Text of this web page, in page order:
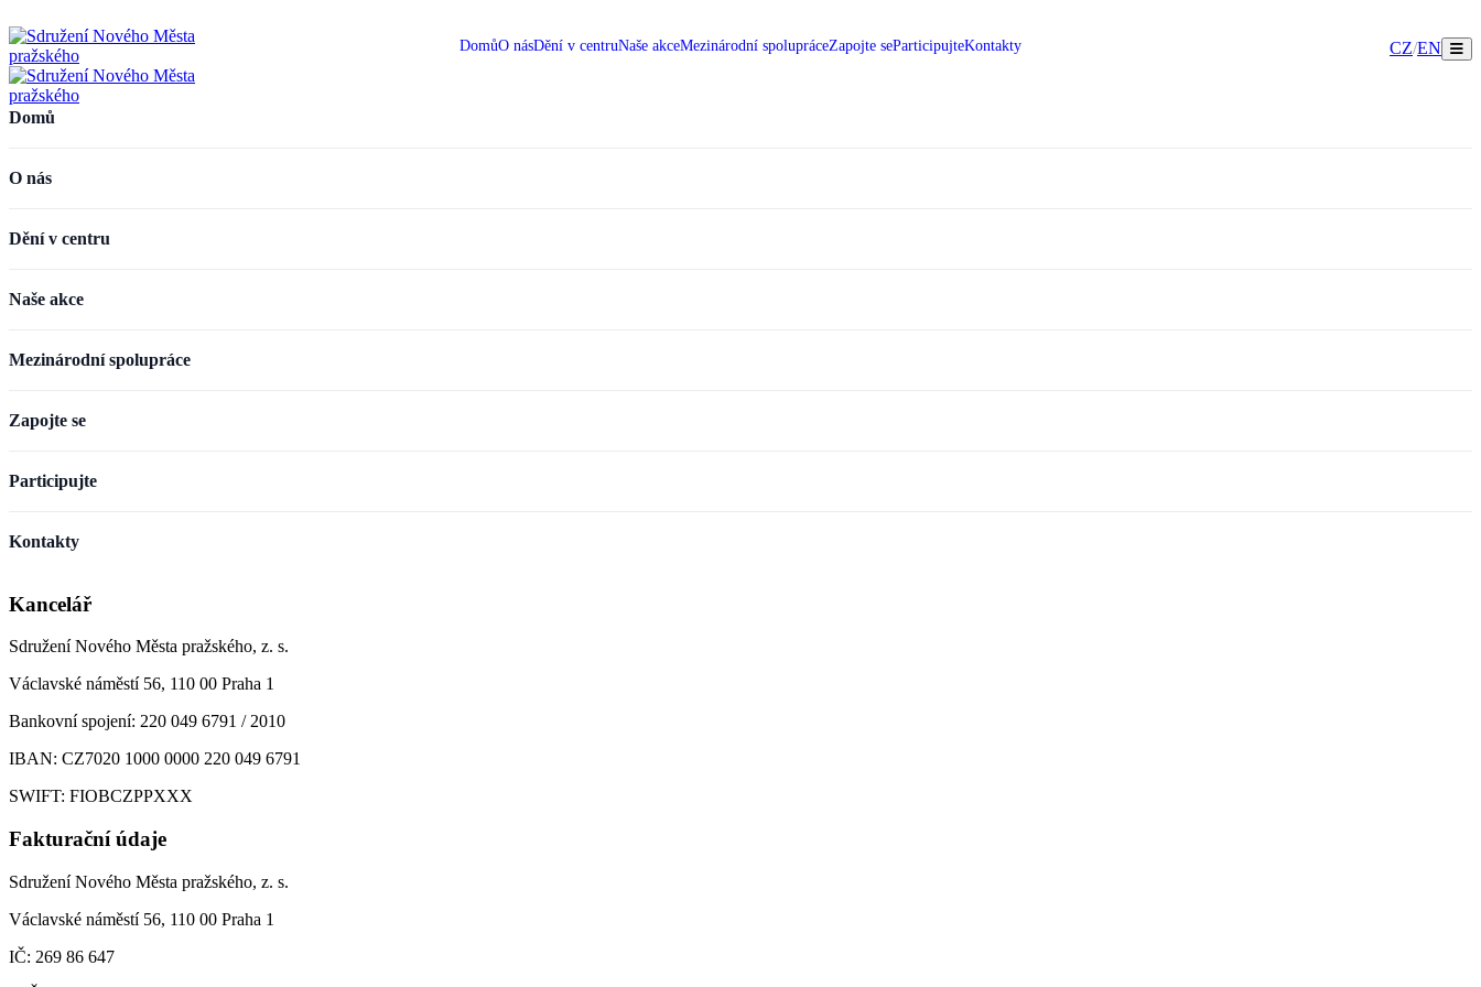
DomůO násDění v centruNaše akceMezinárodní spolupráceZapojte seParticipujteKontakty CZ/EN
Domů
O nás
Dění v centru
Naše akce
Mezinárodní spolupráce
Zapojte se
Participujte
Kontakty
Kancelář
Sdružení Nového Města pražského, z. s.
Václavské náměstí 56, 110 00 Praha 1
Bankovní spojení: 220 049 6791 / 2010
IBAN: CZ7020 1000 0000 220 049 6791
SWIFT: FIOBCZPPXXX
Fakturační údaje
Sdružení Nového Města pražského, z. s.
Václavské náměstí 56, 110 00 Praha 1
IČ: 269 86 647